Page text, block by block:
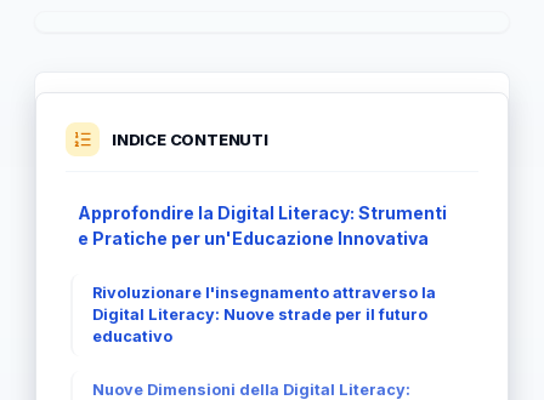
INDICE CONTENUTI
Approfondire la Digital Literacy: Strumenti
e Pratiche per un'Educazione Innovativa
Rivoluzionare l'insegnamento attraverso la
Digital Literacy: Nuove strade per il futuro
educativo
Nuove Dimensioni della Digital Literacy: